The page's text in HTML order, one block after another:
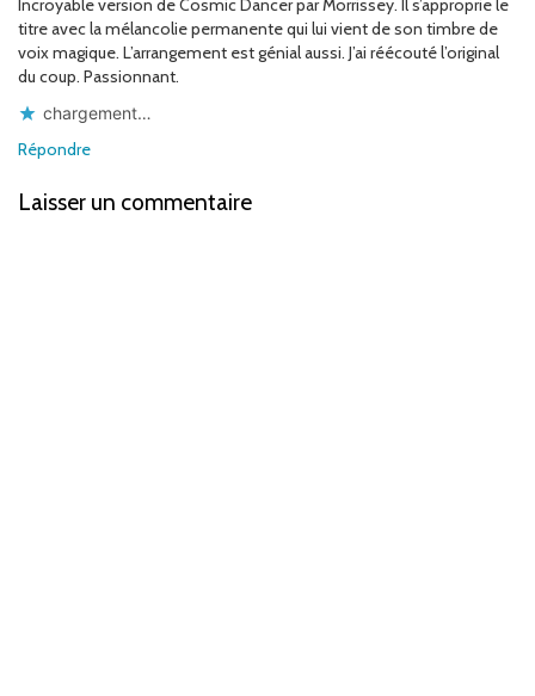
Incroyable version de Cosmic Dancer par Morrissey. Il s’approprie le
titre avec la mélancolie permanente qui lui vient de son timbre de
voix magique. L’arrangement est génial aussi. J’ai réécouté l’original
du coup. Passionnant.
chargement…
Répondre
Laisser un commentaire